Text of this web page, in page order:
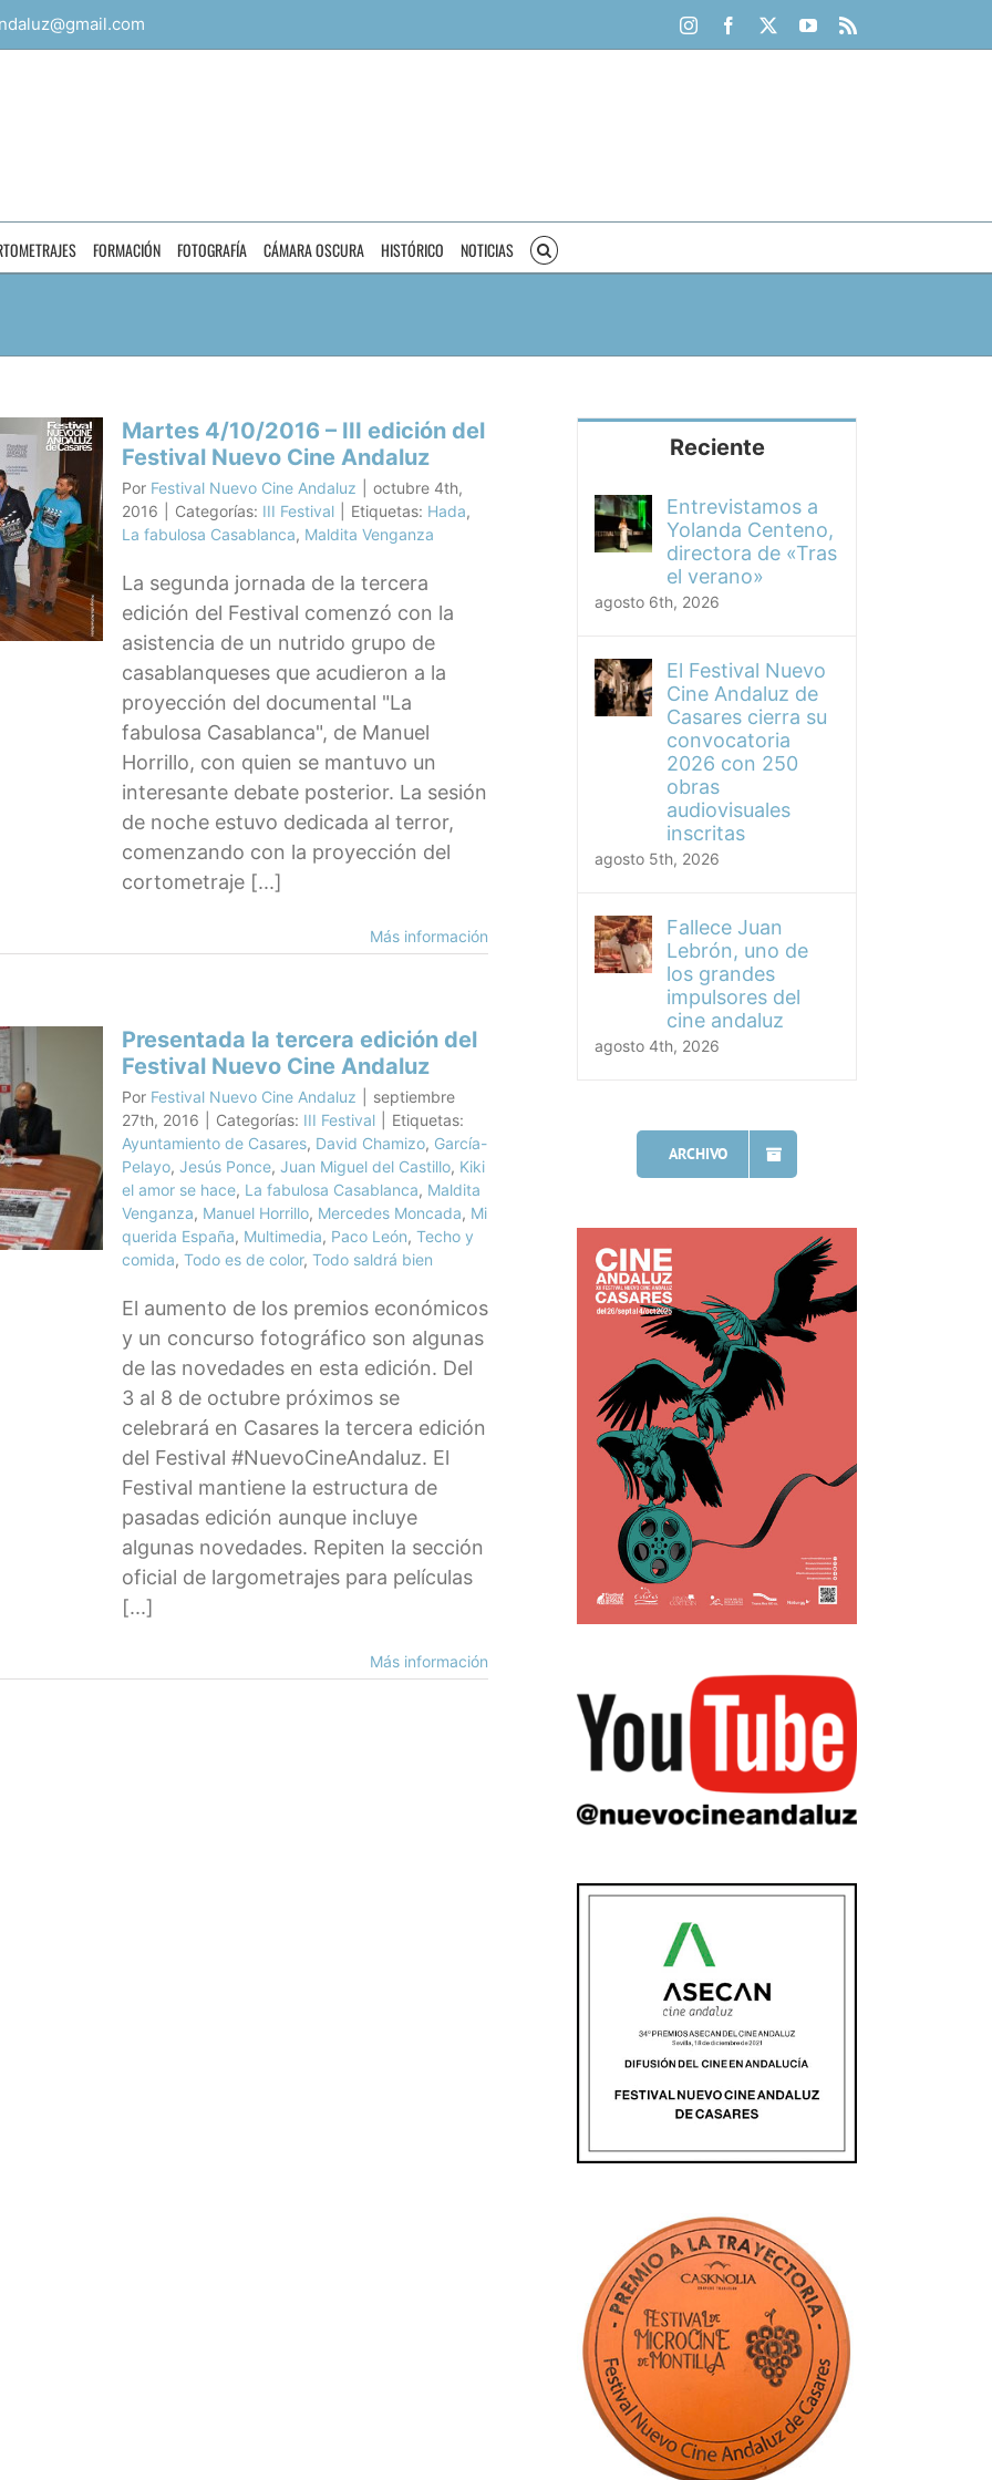
InstagramFacebook YouTube
FORMACIÓN FOTOGRAFÍA CÁMARA OSCURA HISTÓRICO NOTICIAS
Martes 4/10/2016 – III edición del
Festival Nuevo Cine Andaluz
Por Festival Nuevo Cine Andaluz
octubre 4th,
2016
Categorías: III Festival Etiquetas: Hada,
La fabulosa Casablanca, Maldita Venganza
La segunda jornada de la tercera
edición del Festival comenzó con la
asistencia de un nutrido grupo de
casablanqueses que acudieron a la
proyección del documental "La
fabulosa Casablanca", de Manuel
Horrillo, con quien se mantuvo un
interesante debate posterior. La sesión
de noche estuvo dedicada al terror,
comenzando con la proyección del
cortometraje [...]
Más información
Presentada la tercera edición del
Festival Nuevo Cine Andaluz
Por Festival Nuevo Cine Andaluz
septiembre
27th, 2016
Categorías: III Festival
Etiquetas:
Ayuntamiento de Casares, David Chamizo, García-
Pelayo, Jesús Ponce, Juan Miguel del Castillo, Kiki
el amor se hace, La fabulosa Casablanca, Maldita
Venganza, Manuel Horrillo, Mercedes Moncada, Mi
querida España, Multimedia, Paco León, Techo y
comida, Todo es de color, Todo saldrá bien
El aumento de los premios económicos
y un concurso fotográfico son algunas
de las novedades en esta edición. Del
3 al 8 de octubre próximos se
celebrará en Casares la tercera edición
del Festival #NuevoCineAndaluz. El
Festival mantiene la estructura de
pasadas edición aunque incluye
algunas novedades. Repiten la sección
oficial de largometrajes para películas
[...]
Más información
Reciente
Entrevistamos a
Yolanda Centeno,
directora de «Tras
el verano»
agosto 6th, 2026
El Festival Nuevo
Cine Andaluz de
Casares cierra su
convocatoria
2026 con 250
obras
audiovisuales
inscritas
agosto 5th, 2026
Fallece Juan
Lebrón, uno de
los grandes
impulsores del
cine andaluz
agosto 4th, 2026
ARCHIVO